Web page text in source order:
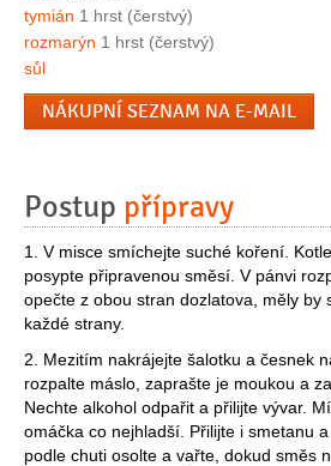
tymián 1 hrst (čerstvý)
rozmarýn 1 hrst (čerstvý)
sůl
NÁKUPNÍ SEZNAM NA E-MAIL
Postup přípravy
1. V misce smíchejte suché koření.
posypte připravenou směsí. V pánvi
opečte z obou stran dozlatova, měly by
každé strany.
2. Mezitím nakrájejte šalotku a česnek
rozpalte máslo, zaprašte je moukou a
Nechte alkohol odpařit a přilijte vývar.
omáčka co nejhladší. Přilijte i smetanu
podle chuti osolte a vařte, dokud směs